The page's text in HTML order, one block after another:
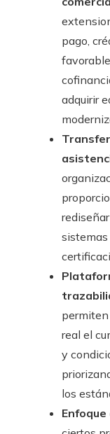
pago,
adquirir
real el
y
los